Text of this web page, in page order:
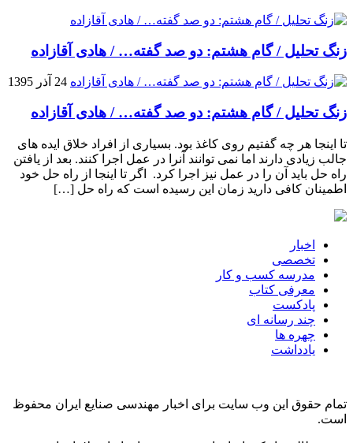
زنگ تحلیل / گام هشتم: دو صد گفته… / هادی آقازاده
24 آذر 1395
زنگ تحلیل / گام هشتم: دو صد گفته… / هادی آقازاده
تا اینجا هر چه گفتیم روی کاغذ بود. بسیاری از افراد خلاق ایده های
جالب زیادی دارند اما نمی توانند آنرا در عمل اجرا کنند. بعد از یافتن
راه حل باید آن را در عمل نیز اجرا کرد. اگر تا اینجا از راه حل خود
اطمینان کافی دارید زمان این رسیده است که راه حل […]
اخبار
تخصصی
مدرسه کسب و کار
معرفی کتاب
پادکست
چند رسانه ای
چهره ها
یادداشت
تمام حقوق این وب سایت برای اخبار مهندسی صنایع ایران محفوظ
است.